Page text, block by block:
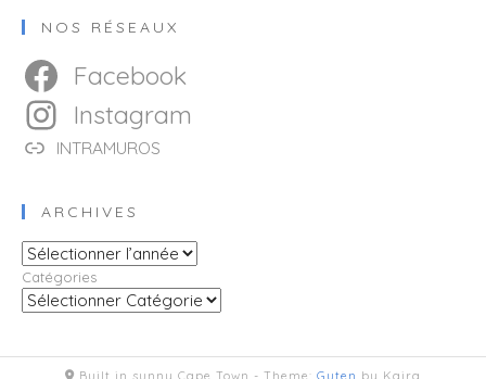
NOS RÉSEAUX
Facebook
Instagram
INTRAMUROS
ARCHIVES
Archives
Catégories